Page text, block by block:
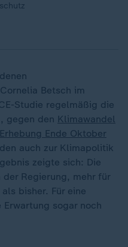
Betsch im
Studie regelmäßig die
gegen den Klimawandel
Ende Oktober
auch zur Klimapolitik
zeigte sich: Die
Regierung, mehr für
bisher. Für eine
sogar noch